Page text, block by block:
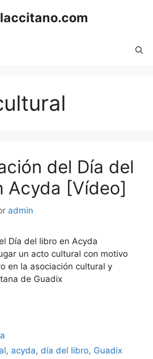
del Día del
Acyda [Vídeo]
admin
Día del libro en Acyda
un acto cultural con motivo
en la asociación cultural y
de Guadix
, acyda, día del libro, Guadix